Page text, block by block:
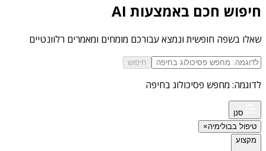
חיפוש חכם באמצעות AI
שאלו בשפה חופשית ונמצא עבורכם מומחים ומאמרים רלוונטיים
חיפוש
לדוגמה: מחפש פסיכולוג בחיפה
סנן
טיפול בבולימיה×
מקצוע